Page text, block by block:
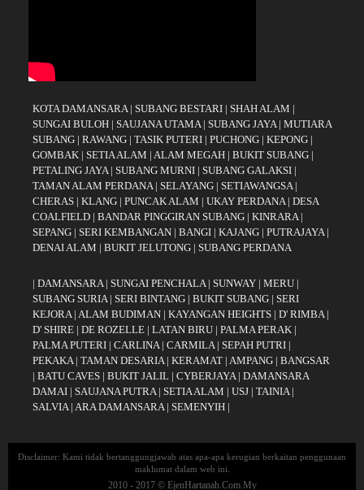
KOTA DAMANSARA| SUBANG BESTARI | SHAH ALAM |
SUNGAI BULOH | SAUJANA UTAMA| SUBANG JAYA | MUTIARA
SUBANG | RAWANG | TASIK PUTERI | PUCHONG | KEPONG |
GOMBAK | SETIA ALAM | ALAM MEGAH | BUKIT SUBANG |
PETALING JAYA| SUBANG MURNI | SUBANG GALAKSI |
TAMAN ALAM PERDANA| SELAYANG | SETIAWANGSA|
CHERAS | KLANG | PUNCAK ALAM | UKAY PERDANA| DESA
COALFIELD | BANDAR PINGGIRAN SUBANG | KINRARA|
SEPANG | SERI KEMBANGAN | BANGI | KAJANG | PUTRAJAYA|
DENAI ALAM | BUKIT JELUTONG | SUBANG PERDANA
| DAMANSARA| SUNGAI PENCHALA| SUNWAY | MERU |
SUBANG SURIA| SERI BINTANG | BUKIT SUBANG | SERI
KEJORA| ALAM BUDIMAN | KAYANGAN HEIGHTS | D' RIMBA|
D' SHIRE | DE ROZELLE | LATAN BIRU | PALMA PERAK |
PALMA PUTERI | CARLINA| CARMILA| SEPAH PUTRI |
PEKAKA| TAMAN DESARIA| KERAMAT | AMPANG | BANGSAR
| BATU CAVES | BUKIT JALIL | CYBERJAYA| DAMANSARA
DAMAI | SAUJANA PUTRA| SETIA ALAM | USJ | TAINIA|
SALVIA| ARA DAMANSARA| SEMENYIH |
Disclaimer: Kami tidak bertanggungjawab atas apa-apa kerugian berkaitan penggunaan
maklumat dalam web ini.
2010 - 2017 © EjenHartanah.Com.My